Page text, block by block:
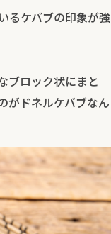
るケバブの印象が強
ブロック状にまと
がドネルケバブなん